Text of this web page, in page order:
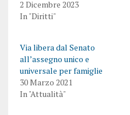
2 Dicembre 2023
In "Diritti"
Via libera dal Senato
all’assegno unico e
universale per famiglie
30 Marzo 2021
In "Attualità"